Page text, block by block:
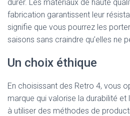
durer. Les matériaux de haute
fabrication garantissent leur
signifie que vous pourrez les
saisons sans craindre qu’elles ne
Un choix éthique
En choisissant des Retro 4, vous
marque qui valorise la durabilité et
à utiliser des méthodes de